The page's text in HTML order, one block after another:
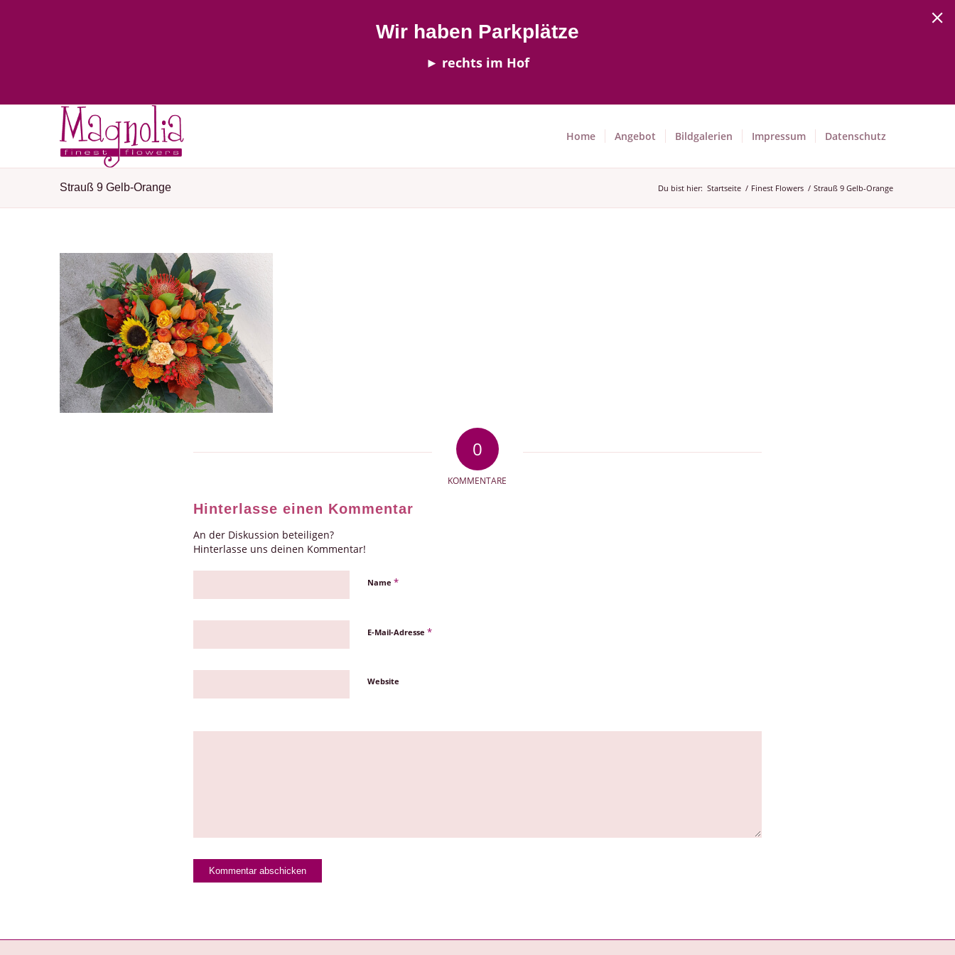
Wir haben Parkplätze
► rechts im Hof
Home Angebot Bildgalerien Impressum Datenschutz
Strauß 9 Gelb-Orange Du bist hier: Startseite / Finest Flowers / Strauß 9 Gelb-Orange
0
KOMMENTARE
Hinterlasse einen Kommentar
An der Diskussion beteiligen?
Hinterlasse uns deinen Kommentar!
Name *
E-Mail-Adresse *
Website